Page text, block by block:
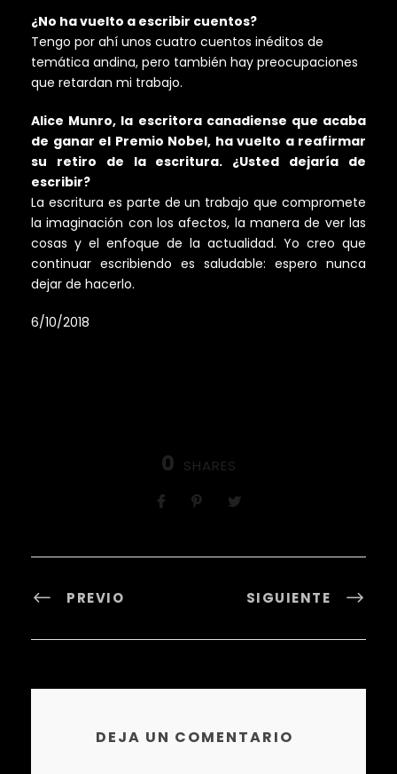
¿No ha vuelto a escribir cuentos?
Tengo por ahí unos cuatro cuentos inéditos de
temática andina, pero también hay preocupaciones
que retardan mi trabajo.
Alice Munro, la escritora canadiense que acaba
de ganar el Premio Nobel, ha vuelto a reafirmar
su retiro de la escritura. ¿Usted dejaría de
escribir?
La escritura es parte de un trabajo que compromete
la imaginación con los afectos, la manera de ver las
cosas y el enfoque de la actualidad. Yo creo que
continuar escribiendo es saludable: espero nunca
dejar de hacerlo.
6/10/2018
0 SHARES
PREVIO SIGUIENTE
DEJA UN COMENTARIO